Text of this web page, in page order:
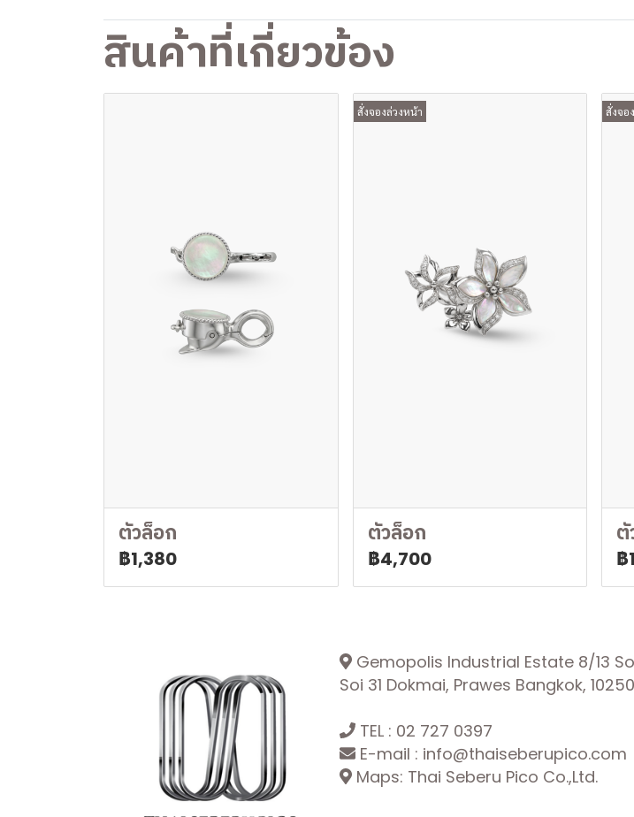
สินค้าที่เกี่ยวข้อง
ตัวล็อก
฿1,380
สั่งจองล่วงหน้า
ตัวล็อก
฿4,700
สั่งจอ
฿
Gemopolis Industrial Estate 8/13
Soi 31 Dokmai, Prawes Bangkok,
TEL : 02 727 0397
E-mail : info@thaiseberupico.com
Maps: Thai Seberu Pico Co.,Ltd.